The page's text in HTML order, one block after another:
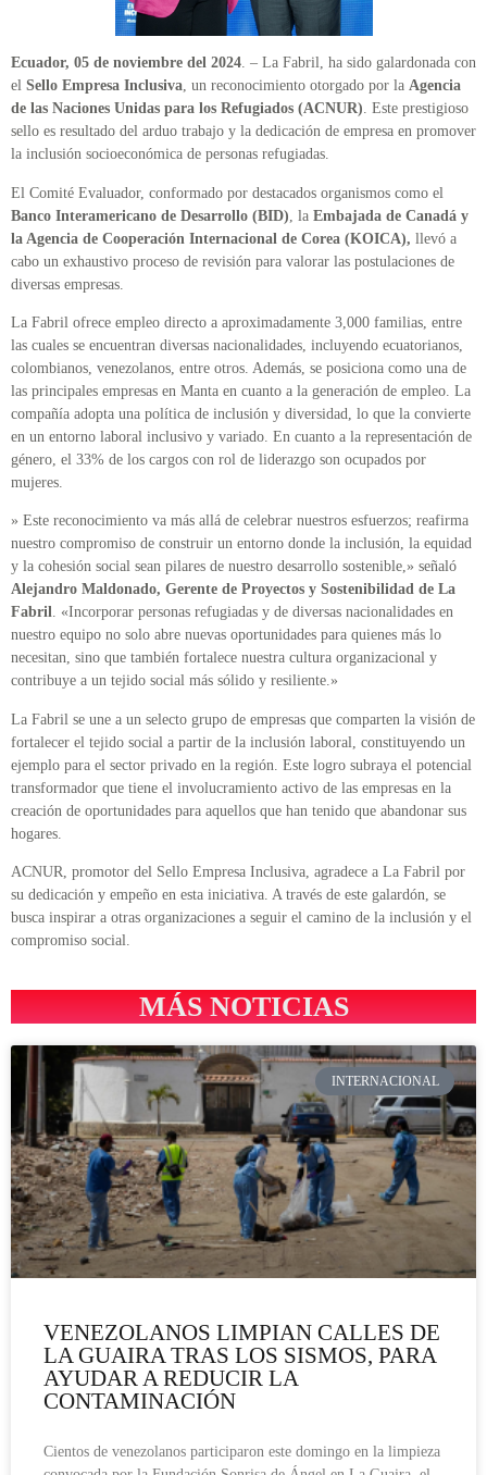
Ecuador, 05 de noviembre del 2024. – La Fabril, ha sido galardonada con
el Sello Empresa Inclusiva, un reconocimiento otorgado por la Agencia
de las Naciones Unidas para los Refugiados (ACNUR). Este prestigioso
sello es resultado del arduo trabajo y la dedicación de empresa en promover
la inclusión socioeconómica de personas refugiadas.
El Comité Evaluador, conformado por destacados organismos como el
Banco Interamericano de Desarrollo (BID) , la Embajada de Canadá y
la Agencia de Cooperación Internacional de Corea (KOICA), llevó a
cabo un exhaustivo proceso de revisión para valorar las postulaciones de
diversas empresas.
La Fabril ofrece empleo directo a aproximadamente 3,000 familias, entre
las cuales se encuentran diversas nacionalidades, incluyendo ecuatorianos,
colombianos, venezolanos, entre otros. Además, se posiciona como una de
las principales empresas en Manta en cuanto a la generación de empleo. La
compañía adopta una política de inclusión y diversidad, lo que la convierte
en un entorno laboral inclusivo y variado. En cuanto a la representación de
género, el 33% de los cargos con rol de liderazgo son ocupados por
mujeres.
» Este reconocimiento va más allá de celebrar nuestros esfuerzos; reafirma
nuestro compromiso de construir un entorno donde la inclusión, la equidad
y la cohesión social sean pilares de nuestro desarrollo sostenible,» señaló
Alejandro Maldonado, Gerente de Proyectos y Sostenibilidad de La
Fabril. «Incorporar personas refugiadas y de diversas nacionalidades en
nuestro equipo no solo abre nuevas oportunidades para quienes más lo
necesitan, sino que también fortalece nuestra cultura organizacional y
contribuye a un tejido social más sólido y resiliente.»
La Fabril se une a un selecto grupo de empresas que comparten la visión de
fortalecer el tejido social a partir de la inclusión laboral, constituyendo un
ejemplo para el sector privado en la región. Este logro subraya el potencial
transformador que tiene el involucramiento activo de las empresas en la
creación de oportunidades para aquellos que han tenido que abandonar sus
hogares.
ACNUR, promotor del Sello Empresa Inclusiva, agradece a La Fabril por
su dedicación y empeño en esta iniciativa. A través de este galardón, se
busca inspirar a otras organizaciones a seguir el camino de la inclusión y el
compromiso social.
MÁS NOTICIAS
INTERNACIONAL
VENEZOLANOS LIMPIAN CALLES DE
LA GUAIRA TRAS LOS SISMOS, PARA
AYUDAR A REDUCIR LA
CONTAMINACIÓN
Cientos de venezolanos participaron este domingo en la limpieza